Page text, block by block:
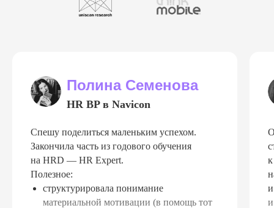
Полина Семенова
HR BP в Navicon
Спешу поделиться маленьким успехом.
Закончила часть из годового обучения
на HRD — HR Expert.
Полезное:
структурировала понимание
материальной мотивации (в помощь тот